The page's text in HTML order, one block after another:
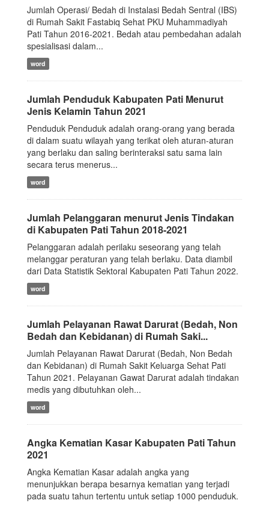
Jumlah Operasi/ Bedah di Instalasi Bedah Sentral (IBS)
di Rumah Sakit Fastabiq Sehat PKU Muhammadiyah
Pati Tahun 2016-2021. Bedah atau pembedahan adalah
spesialisasi dalam...
word
Jumlah Penduduk Kabupaten Pati Menurut
Jenis Kelamin Tahun 2021
Penduduk Penduduk adalah orang-orang yang berada
di dalam suatu wilayah yang terikat oleh aturan-aturan
yang berlaku dan saling berinteraksi satu sama lain
secara terus menerus...
word
Jumlah Pelanggaran menurut Jenis Tindakan
di Kabupaten Pati Tahun 2018-2021
Pelanggaran adalah perilaku seseorang yang telah
melanggar peraturan yang telah berlaku. Data diambil
dari Data Statistik Sektoral Kabupaten Pati Tahun 2022.
word
Jumlah Pelayanan Rawat Darurat (Bedah, Non
Bedah dan Kebidanan) di Rumah Saki...
Jumlah Pelayanan Rawat Darurat (Bedah, Non Bedah
dan Kebidanan) di Rumah Sakit Keluarga Sehat Pati
Tahun 2021. Pelayanan Gawat Darurat adalah tindakan
medis yang dibutuhkan oleh...
word
Angka Kematian Kasar Kabupaten Pati Tahun
2021
Angka Kematian Kasar adalah angka yang
menunjukkan berapa besarnya kematian yang terjadi
pada suatu tahun tertentu untuk setiap 1000 penduduk.